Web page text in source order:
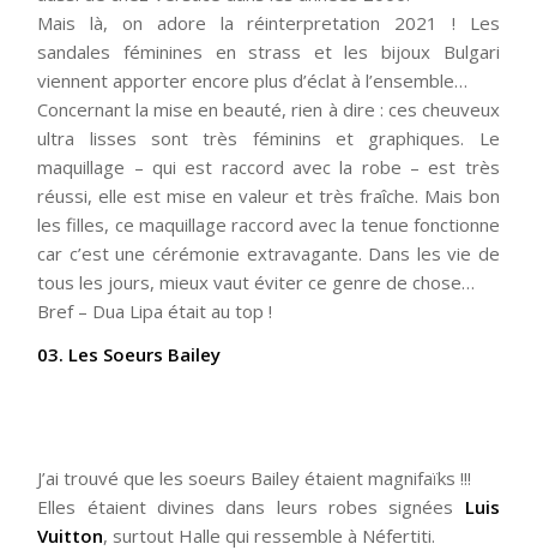
Mais là, on adore la réinterpretation 2021 ! Les
sandales féminines en strass et les bijoux Bulgari
viennent apporter encore plus d’éclat à l’ensemble…
Concernant la mise en beauté, rien à dire : ces cheuveux
ultra lisses sont très féminins et graphiques. Le
maquillage – qui est raccord avec la robe – est très
réussi, elle est mise en valeur et très fraîche. Mais bon
les filles, ce maquillage raccord avec la tenue fonctionne
car c’est une cérémonie extravagante. Dans les vie de
tous les jours, mieux vaut éviter ce genre de chose…
Bref – Dua Lipa était au top !
03. Les Soeurs Bailey
J’ai trouvé que les soeurs Bailey étaient magnifaïks !!!
Elles étaient divines dans leurs robes signées Luis
Vuitton, surtout Halle qui ressemble à Néfertiti.